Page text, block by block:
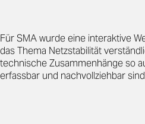
Für SMA wurde eine interaktive
das Thema Netzstabilität
technische Zusammenhänge so
erfassbar und nachvollziehbar